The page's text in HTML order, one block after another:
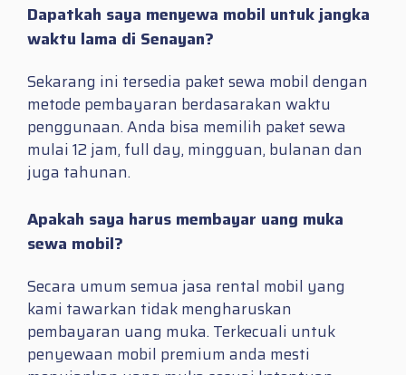
Dapatkah saya menyewa mobil untuk jangka
waktu lama di Senayan?
Sekarang ini tersedia paket sewa mobil dengan
metode pembayaran berdasarakan waktu
penggunaan. Anda bisa memilih paket sewa
mulai 12 jam, full day, mingguan, bulanan dan
juga tahunan.
Apakah saya harus membayar uang muka
sewa mobil?
Secara umum semua jasa rental mobil yang
kami tawarkan tidak mengharuskan
pembayaran uang muka. Terkecuali untuk
penyewaan mobil premium anda mesti